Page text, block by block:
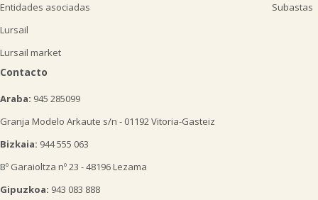
Entidades asociadas
Lursail
Lursail market
Subastas
Contacto
Araba: 945 285099
Granja Modelo Arkaute s/n - 01192 Vitoria-Gasteiz
Bizkaia: 944 555 063
Bº Garaioltza nº 23 - 48196 Lezama
Gipuzkoa: 943 083 888